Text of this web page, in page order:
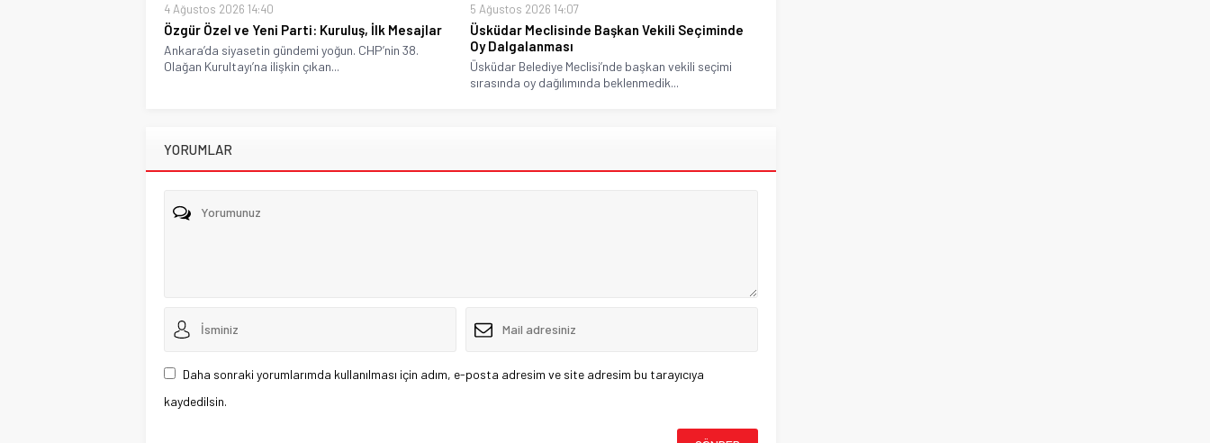
4 Ağustos 2026 14:40
Özgür Özel ve Yeni Parti: Kuruluş, İlk Mesajlar
Ankara’da siyasetin gündemi yoğun. CHP’nin 38.
Olağan Kurultayı’na ilişkin çıkan...
5 Ağustos 2026 14:07
Üsküdar Meclisinde Başkan Vekili Seçiminde
Oy Dalgalanması
Üsküdar Belediye Meclisi’nde başkan vekili seçimi
sırasında oy dağılımında beklenmedik...
YORUMLAR
Daha sonraki yorumlarımda kullanılması için adım, e-posta adresim ve site adresim bu tarayıcıya
kaydedilsin.